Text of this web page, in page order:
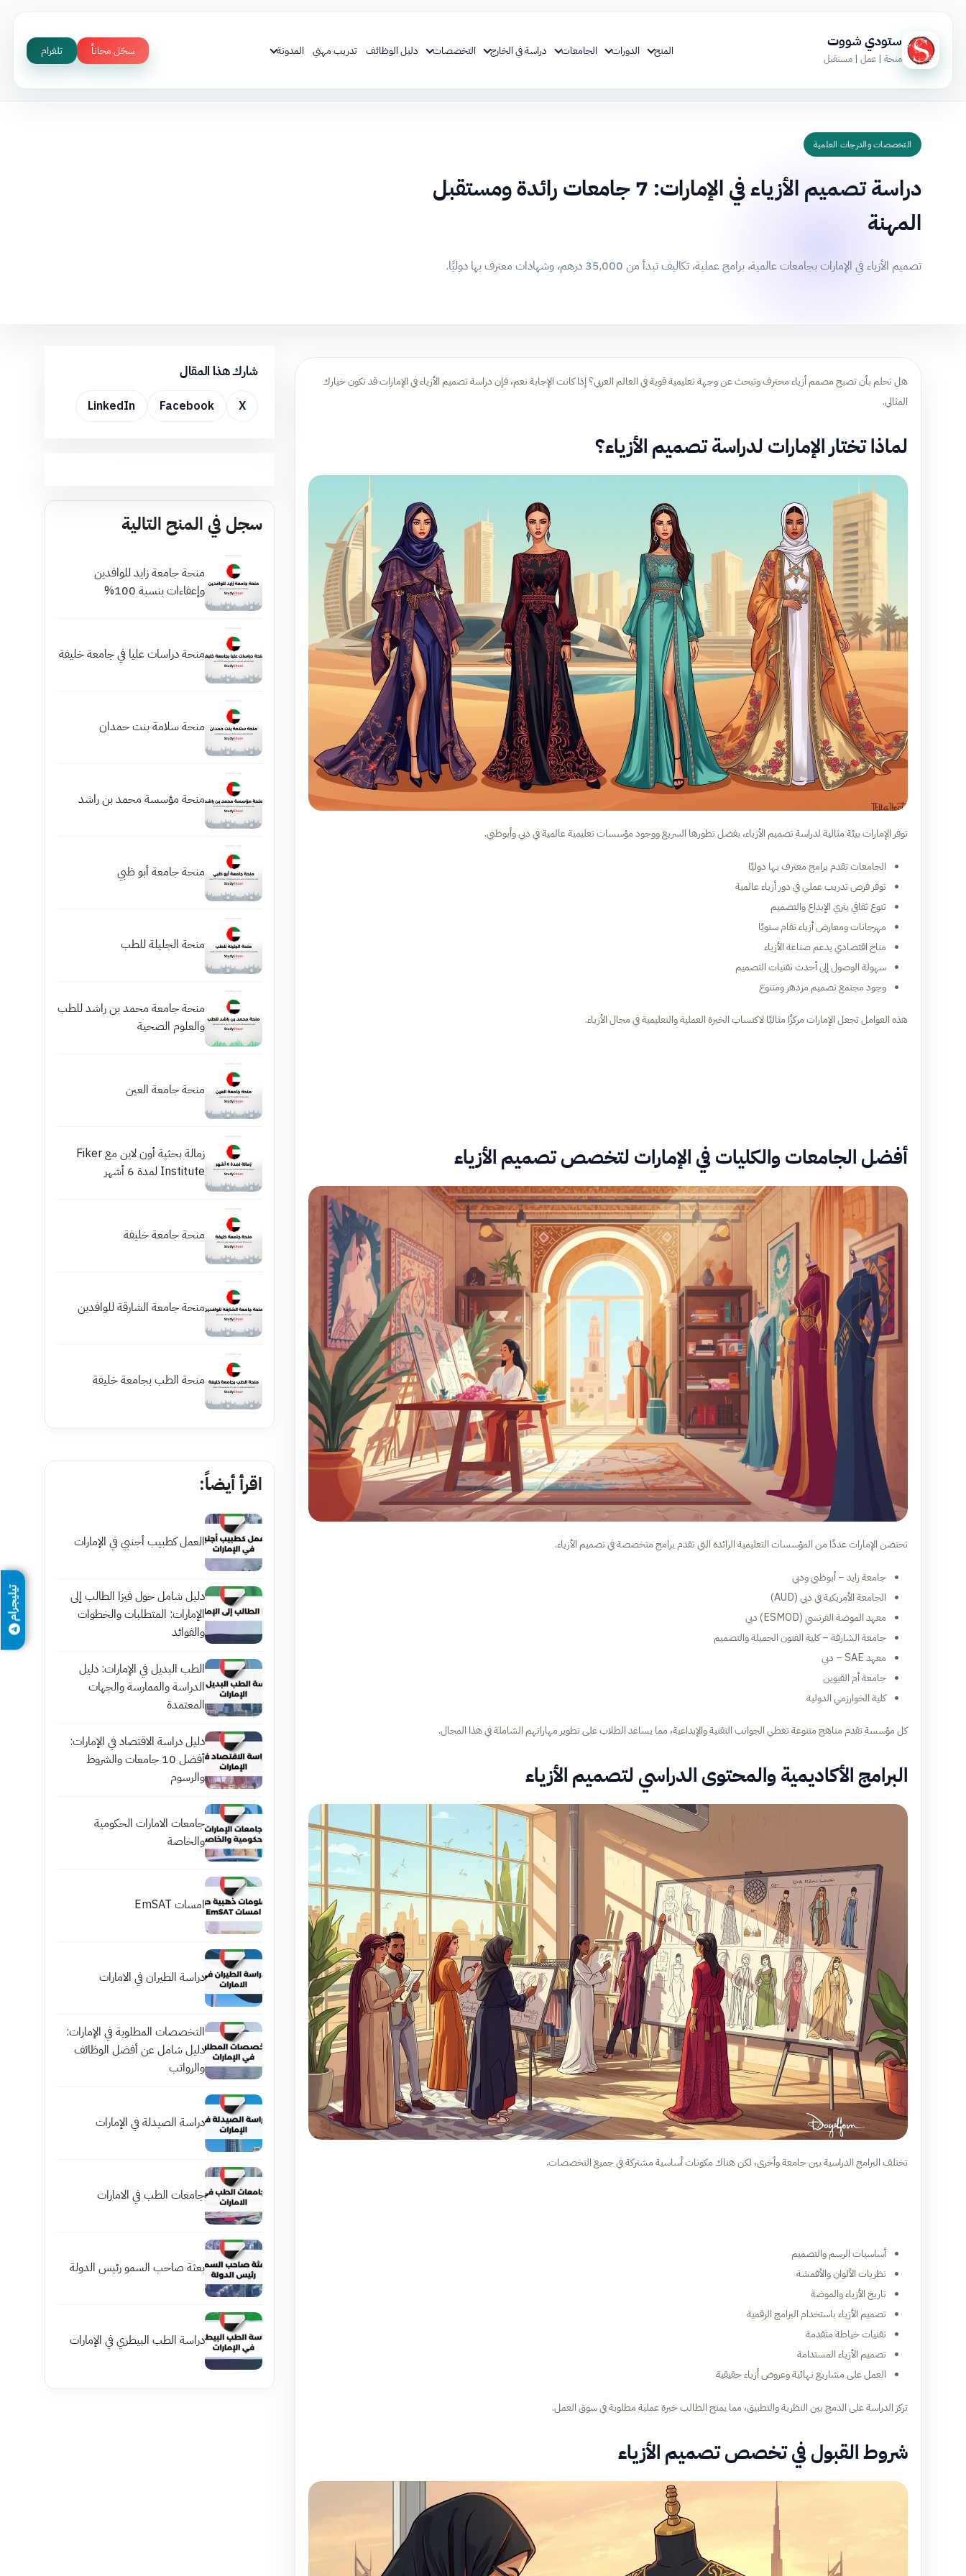
ستودي شووت
منحة | عمل | مستقبل
المنح الدورات الجامعات دراسة في الخارج التخصصات دليل الوظائف تدريب مهني المدونة سجّل مجاناً تلغرام
التخصصات والدرجات العلمية
دراسة تصميم الأزياء في الإمارات: 7 جامعات رائدة ومستقبل
المهنة
تصميم الأزياء في الإمارات بجامعات عالمية، برامج عملية، تكاليف تبدأ من 35,000 درهم، وشهادات معترف بها دوليًا.
هل تحلم بأن تصبح مصمم أزياء محترف وتبحث عن وجهة تعليمية قوية في العالم العربي؟ إذا كانت الإجابة نعم، فإن دراسة تصميم الأزياء في الإمارات قد تكون خيارك
المثالي.
لماذا تختار الإمارات لدراسة تصميم الأزياء؟
توفر الإمارات بيئة مثالية لدراسة تصميم الأزياء، بفضل تطورها السريع ووجود مؤسسات تعليمية عالمية في دبي وأبوظبي.
الجامعات تقدم برامج معترف بها دوليًا
توفر فرص تدريب عملي في دور أزياء عالمية
تنوع ثقافي يثري الإبداع والتصميم
مهرجانات ومعارض أزياء تقام سنويًا
مناخ اقتصادي يدعم صناعة الأزياء
سهولة الوصول إلى أحدث تقنيات التصميم
وجود مجتمع تصميم مزدهر ومتنوع
هذه العوامل تجعل الإمارات مركزًا مثاليًا لاكتساب الخبرة العملية والتعليمية في مجال الأزياء.
أفضل الجامعات والكليات في الإمارات لتخصص تصميم الأزياء
تحتضن الإمارات عددًا من المؤسسات التعليمية الرائدة التي تقدم برامج متخصصة في تصميم الأزياء.
جامعة زايد – أبوظبي ودبي
الجامعة الأمريكية في دبي (AUD)
معهد الموضة الفرنسي (ESMOD) دبي
جامعة الشارقة – كلية الفنون الجميلة والتصميم
معهد SAE – دبي
جامعة أم القيوين
كلية الخوارزمي الدولية
كل مؤسسة تقدم مناهج متنوعة تغطي الجوانب التقنية والإبداعية، مما يساعد الطلاب على تطوير مهاراتهم الشاملة في هذا المجال.
البرامج الأكاديمية والمحتوى الدراسي لتصميم الأزياء
تختلف البرامج الدراسية بين جامعة وأخرى، لكن هناك مكونات أساسية مشتركة في جميع التخصصات.
أساسيات الرسم والتصميم
نظريات الألوان والأقمشة
تاريخ الأزياء والموضة
تصميم الأزياء باستخدام البرامج الرقمية
تقنيات خياطة متقدمة
تصميم الأزياء المستدامة
العمل على مشاريع نهائية وعروض أزياء حقيقية
تركز الدراسة على الدمج بين النظرية والتطبيق، مما يمنح الطالب خبرة عملية مطلوبة في سوق العمل.
شروط القبول في تخصص تصميم الأزياء
شارك هذا المقال
X
Facebook
LinkedIn
سجل في المنح التالية
منحة جامعة زايد للوافدين
وإعفاءات بنسبة 100%
منحة دراسات عليا في جامعة خليفة
منحة سلامة بنت حمدان
منحة مؤسسة محمد بن راشد
منحة جامعة أبو ظبي
منحة الجليلة للطب
منحة جامعة محمد بن راشد للطب
والعلوم الصحية
منحة جامعة العين
زمالة بحثية أون لاين مع Fiker
Institute لمدة 6 أشهر
منحة جامعة خليفة
منحة جامعة الشارقة للوافدين
منحة الطب بجامعة خليفة
اقرأ أيضاً:
العمل كطبيب أجنبي في الإمارات
دليل شامل حول فيزا الطالب إلى
الإمارات: المتطلبات والخطوات
والفوائد
الطب البديل في الإمارات: دليل
الدراسة والممارسة والجهات
المعتمدة
دليل دراسة الاقتصاد في الإمارات:
أفضل 10 جامعات والشروط
والرسوم
جامعات الامارات الحكومية
والخاصة
امسات EmSAT
دراسة الطيران في الامارات
التخصصات المطلوبة في الإمارات:
دليل شامل عن أفضل الوظائف
والرواتب
دراسة الصيدلة في الإمارات
جامعات الطب في الامارات
بعثة صاحب السمو رئيس الدولة
دراسة الطب البيطري في الإمارات
تيليجرام